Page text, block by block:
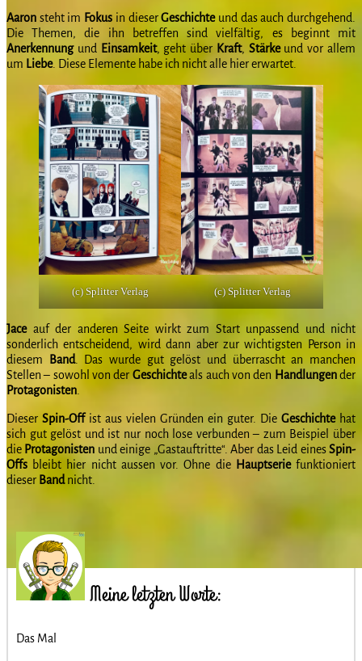
Aaron steht im Fokus in dieserGeschichteund das auch durchgehend.
Die Themen, die ihn betreffen sind vielfältig, es beginnt mit
Anerkennungund Einsamkeit, geht über Kraft, Stärkeund vor allem
um Liebe. Diese Elemente habe ich nicht alle hier erwartet.
(c) Splitter Verlag (c) Splitter Verlag
Jaceauf der anderen Seite wirkt zum Start unpassend und nicht
sonderlich entscheidend, wird dann aber zur wichtigsten Person in
diesem
Band. Das wurde gut gelöst und überrascht an manchen
Stellen – sowohl von der Geschichteals auch von den Handlungender
Protagonisten
Dieser Spin-Offist aus vielen Gründen ein guter. Die Geschichtehat
sich gut gelöst und ist nur noch lose verbunden – zum Beispiel über
die Protagonisten und einige „Gastauftritte“. Aber das Leid einesSpin-
Offs bleibt hier nicht aussen vor. Ohne die Hauptseriefunktioniert
dieser Bandnicht.
Meine letzten Worte:
Das Mal